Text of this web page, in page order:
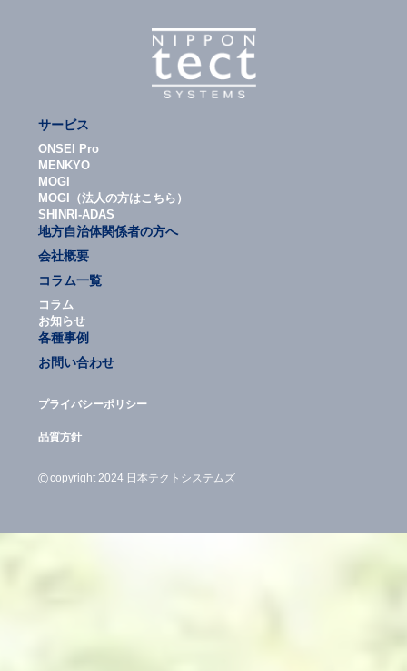
サービス
ONSEI Pro
MENKYO
MOGI
MOGI（法人の方はこちら）
SHINRI-ADAS
地方自治体関係者の方へ
会社概要
コラム一覧
コラム
お知らせ
各種事例
お問い合わせ
プライバシーポリシー
品質方針
©copyright 2024 日本テクトシステムズ